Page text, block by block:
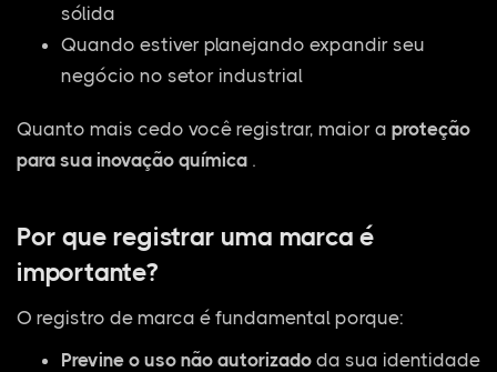
sólida
Quando estiver planejando expandir seu
negócio no setor industrial
Quanto mais cedo você registrar, maior a proteção
para sua inovação química .
Por que registrar uma marca é
importante?
O registro de marca é fundamental porque:
Previne o uso não autorizado da sua identidade